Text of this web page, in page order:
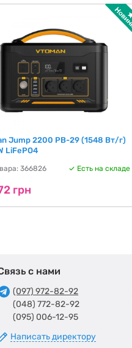
Jump 2200 PB-29 (1548 Вт/г)
LiFePO4
366826 Есть на складе
грн
с нами
(097) 972-82-92
(048) 772-82-92
(095) 006-12-95
Написать директору